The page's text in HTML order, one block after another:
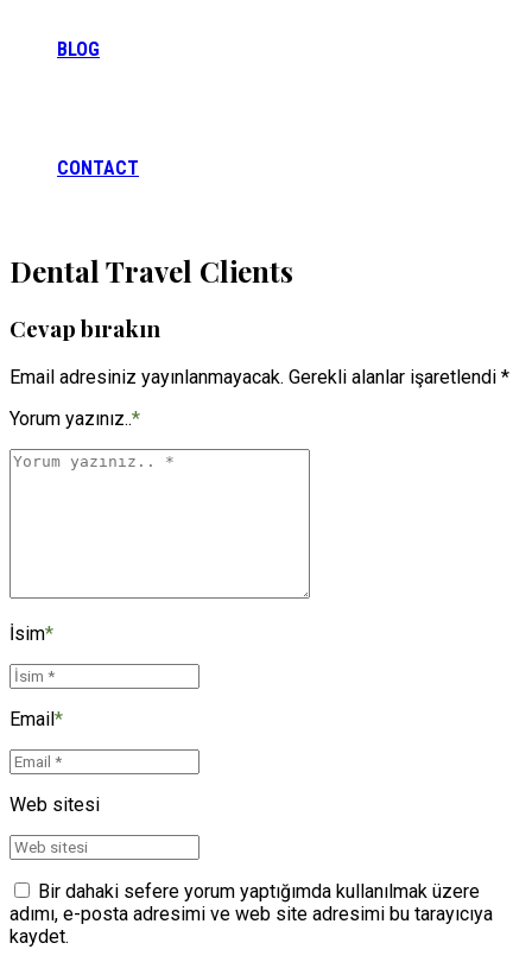
BLOG
CONTACT
Dental Travel Clients
Cevap bırakın
Email adresiniz yayınlanmayacak. Gerekli alanlar işaretlendi *
Yorum yazınız..*
İsim*
Email*
Web sitesi
Bir dahaki sefere yorum yaptığımda kullanılmak üzere
adımı, e-posta adresimi ve web site adresimi bu tarayıcıya
kaydet.